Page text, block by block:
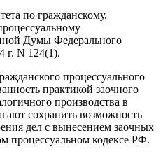
по гражданскому,
Думы Федерального
г. N 124(1).
процессуального
практикой заочного
производства в
сохранить возможность
дел с вынесением заочных
процессуальном кодексе РФ.